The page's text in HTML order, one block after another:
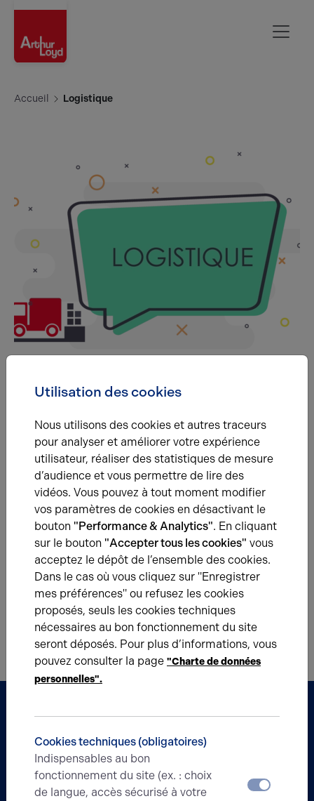
Accueil Logistique
La métropole rouennaise dispose de réels avantages et
capacités d'accueil pour développer les activités logistiques.
C'est environ 3 375 000 m2 de surfaces soit environ 2 000
bâtiments.
15 ans d'expériences en logistique
Composé d'expert avec une moyenne de 15 années
d'expérience, notre pôle Logistique intervient sur l'ensemble
du territoire. Grâce à l'appui du réseaux national d'Arthur Loyd,
notre filiale Logistique maîtrise parfaitement son secteur et
ses implications.
Pour toute demande en logistique contactez-nous par mail à
rouen@arthur-loyd.com ou au 02 35 600 400.
BERRY'S
Acteur incontournable de la gestion
de vos biens
Utilisation des cookies
Nous utilisons des cookies et autres traceurs
pour analyser et améliorer votre expérience
utilisateur, réaliser des statistiques de mesure
d’audience et vous permettre de lire des
vidéos. Vous pouvez à tout moment modifier
vos paramètres de cookies en désactivant le
bouton "Performance & Analytics". En cliquant
sur le bouton "Accepter tous les cookies" vous
acceptez le dépôt de l’ensemble des cookies.
Dans le cas où vous cliquez sur "Enregistrer
mes préférences" ou refusez les cookies
proposés, seuls les cookies techniques
nécessaires au bon fonctionnement du site
seront déposés. Pour plus d’informations, vous
pouvez consulter la page "Charte de données
personnelles".
Cookies techniques (obligatoires)
Indispensables au bon
fonctionnement du site (ex. : choix
de langue, accès sécurisé à votre